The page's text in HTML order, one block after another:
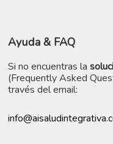
Ayuda & FAQ
Si no encuentras la
(Frequently Asked
través del email: